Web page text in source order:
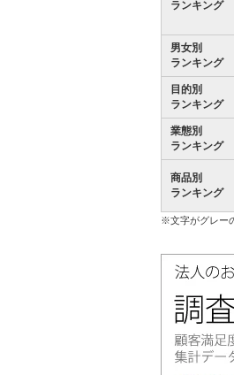
ランキング
男女別
ランキング
目的別
ランキング
業態別
ランキング
商品別
ランキング
※文字がグレー